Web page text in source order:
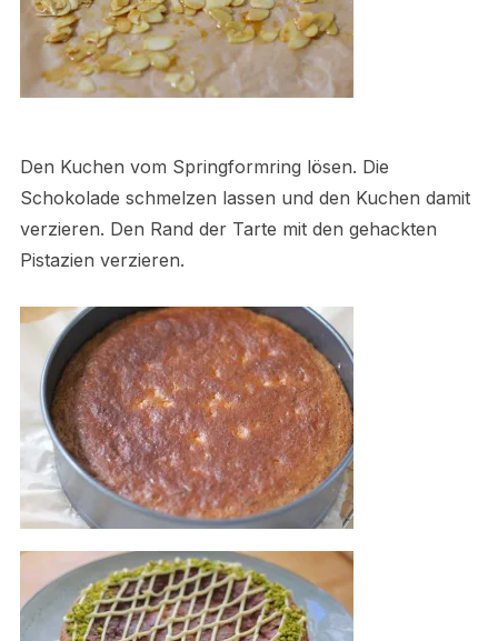
Den Kuchen vom Springformring lösen. Die
Schokolade schmelzen lassen und den Kuchen damit
verzieren. Den Rand der Tarte mit den gehackten
Pistazien verzieren.